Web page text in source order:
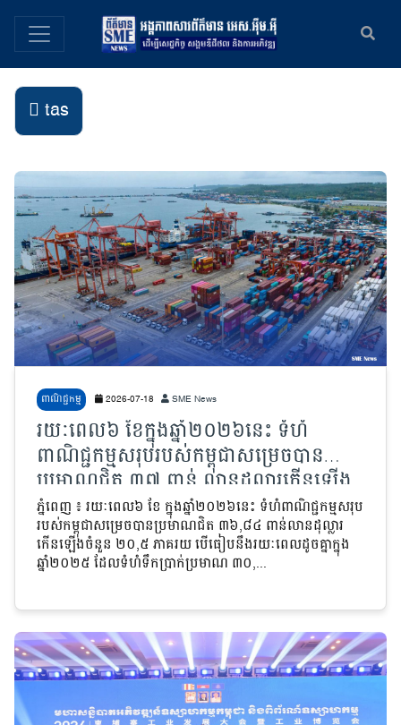
tas
ពាណិជ្ជកម្ម 2026-07-18 SME News
រយៈពេល៦ ខែក្នុងឆ្នាំ២០២៦នេះ ទំហំ
ពាណិជ្ជកម្មសរុបរបស់កម្ពុជាសម្រេចបាន
ប្រមាណជិត ៣៧ ពាន់ លានដុល្លារកើនឡើង
២០,៥ ភាគរយ បើធៀបនឹងរយៈពេលដូចគ្នា
ក្នុងឆ្នាំមុន
ភ្នំពេញ ៖ រយៈពេល៦ ខែ ក្នុងឆ្នាំ២០២៦នេះ ទំហំពាណិជ្ជកម្មសរុប
របស់កម្ពុជាសម្រេចបានប្រមាណជិត ៣៦,៨៤ ពាន់លានដុល្លារ
កើនឡើងចំនួន ២០,៥ ភាគរយ បើធៀបនឹងរយៈពេលដូចគ្នាក្នុង
ឆ្នាំ២០២៥ ដែលទំហំទឹកប្រាក់ប្រមាណ ៣០,...